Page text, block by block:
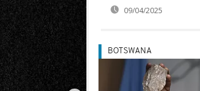
09/04/2025
BOTSWANA